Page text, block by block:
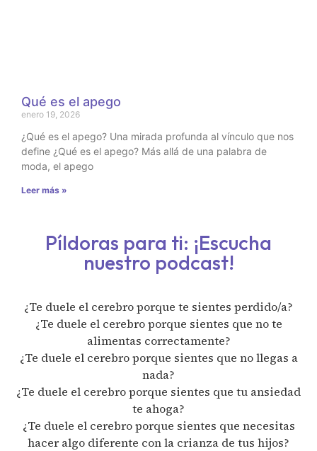
Qué es el apego
enero 19, 2026
¿Qué es el apego? Una mirada profunda al vínculo que nos
define ¿Qué es el apego? Más allá de una palabra de
moda, el apego
Leer más »
Píldoras para ti: ¡Escucha
nuestro podcast!
¿Te duele el cerebro porque te sientes perdido/a?
¿Te duele el cerebro porque sientes que no te
alimentas correctamente?
¿Te duele el cerebro porque sientes que no llegas a
nada?
¿Te duele el cerebro porque sientes que tu ansiedad
te ahoga?
¿Te duele el cerebro porque sientes que necesitas
hacer algo diferente con la crianza de tus hijos?